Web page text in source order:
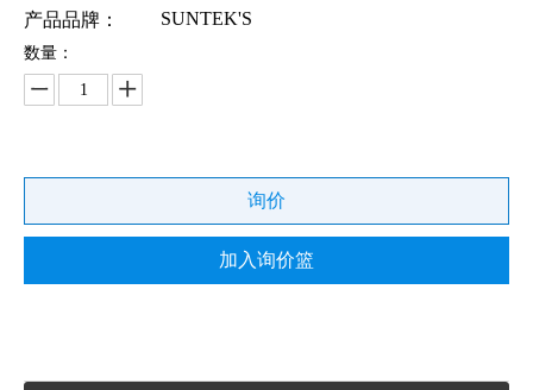
产品品牌：
SUNTEK'S
数量：
询价
加入询价篮